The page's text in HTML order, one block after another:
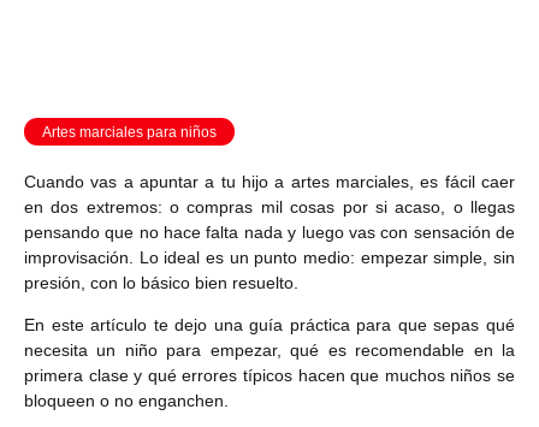
Artes marciales para niños
Cuando vas a apuntar a tu hijo a artes marciales, es fácil caer
en dos extremos: o compras mil cosas por si acaso, o llegas
pensando que no hace falta nada y luego vas con sensación de
improvisación. Lo ideal es un punto medio: empezar simple, sin
presión, con lo básico bien resuelto.
En este artículo te dejo una guía práctica para que sepas qué
necesita un niño para empezar, qué es recomendable en la
primera clase y qué errores típicos hacen que muchos niños se
bloqueen o no enganchen.